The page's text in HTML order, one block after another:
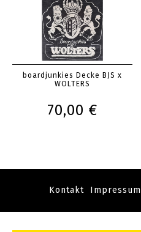
boardjunkies Decke BJS x
WOLTERS
70,00 €
Kontakt Impressum